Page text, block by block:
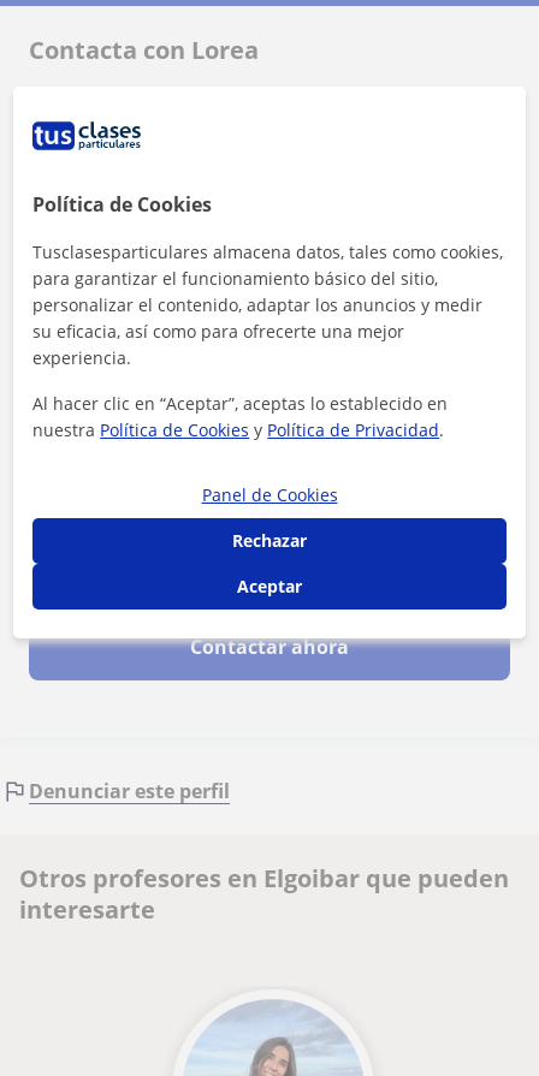
Contacta con Lorea
Tarifa
aviso legal
Contactar ahora
Denunciar este perfil
Otros profesores en Elgoibar que pueden
interesarte
Política de Cookies
Tusclasesparticulares almacena datos, tales como cookies,
para garantizar el funcionamiento básico del sitio,
personalizar el contenido, adaptar los anuncios y medir
su eficacia, así como para ofrecerte una mejor
experiencia.
Al hacer clic en “Aceptar”, aceptas lo establecido en
nuestra Política de Cookies y Política de Privacidad.
Panel de Cookies
Rechazar
Aceptar